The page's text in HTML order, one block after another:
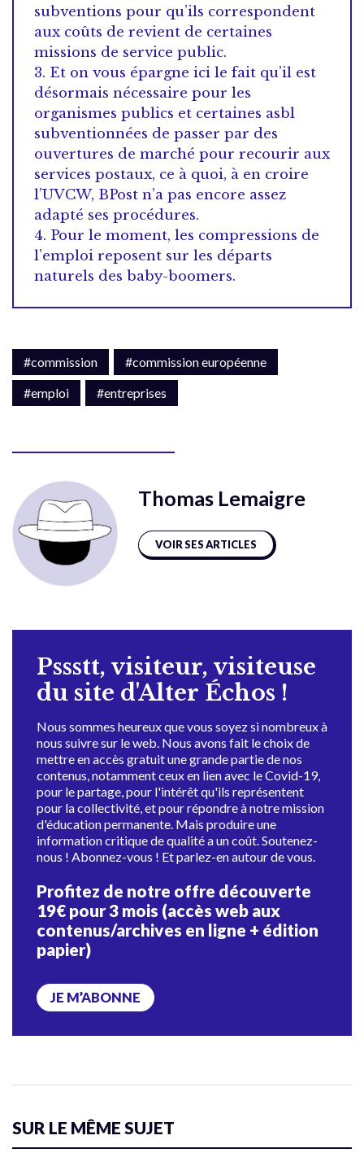
subventions pour qu’ils correspondent
aux coûts de revient de certaines
missions de service public.
3. Et on vous épargne ici le fait qu’il est
désormais nécessaire pour les
organismes publics et certaines asbl
subventionnées de passer par des
ouvertures de marché pour recourir aux
services postaux, ce à quoi, à en croire
l’UVCW, BPost n’a pas encore assez
adapté ses procédures.
4. Pour le moment, les compressions de
l’emploi reposent sur les départs
naturels des baby-boomers.
#commission
#commission européenne
#emploi
#entreprises
Thomas Lemaigre
VOIR SES ARTICLES
Pssstt, visiteur, visiteuse
du site d'Alter Échos !
Nous sommes heureux que vous soyez si nombreux à
nous suivre sur le web. Nous avons fait le choix de
mettre en accès gratuit une grande partie de nos
contenus, notamment ceux en lien avec le Covid-19,
pour le partage, pour l'intérêt qu'ils représentent
pour la collectivité, et pour répondre à notre mission
d'éducation permanente. Mais produire une
information critique de qualité a un coût. Soutenez-
nous ! Abonnez-vous ! Et parlez-en autour de vous.
Profitez de notre offre découverte
19€ pour 3 mois (accès web aux
contenus/archives en ligne + édition
papier)
JE M’ABONNE
SUR LE MÊME SUJET